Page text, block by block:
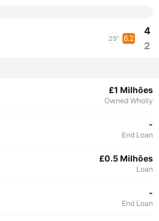
29' 6.2
4
2
£1 Milhões
Owned Wholly
-
End Loan
£0.5 Milhões
Loan
-
End Loan